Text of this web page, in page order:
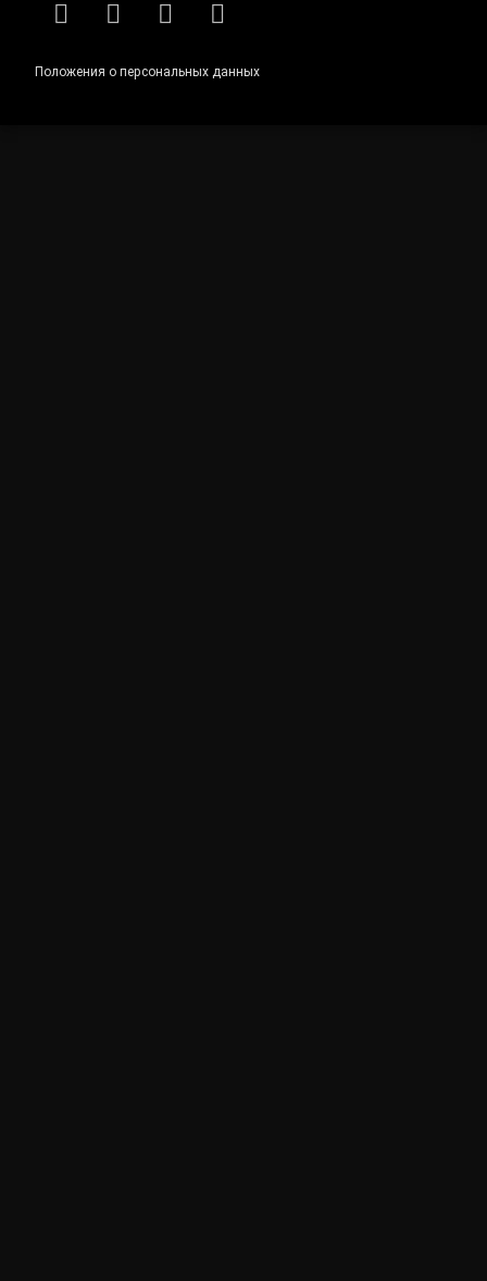
RSS E-mailВКонтакте
Telegram
Положения о персональных данных